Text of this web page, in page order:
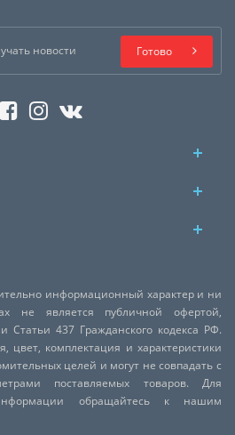
Готово
информационный характер и ни
не является публичной офертой,
Статьи 437 Гражданского кодекса РФ.
комплектация и характеристики
целей и могут не совпадать с
поставляемых товаров. Для
обращайтесь к нашим